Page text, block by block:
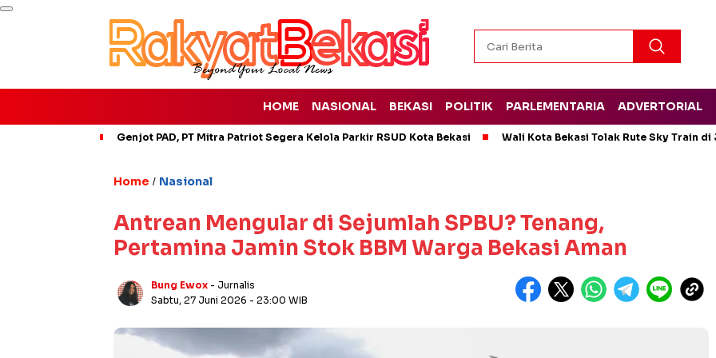
HOME NASIONAL BEKASI POLITIK PARLEMENTARIA ADVERTORIAL
Genjot PAD, PT Mitra Patriot Segera Kelola Parkir RSUD Kota Bekasi Wali Kota Bekasi Tolak Rute Sky Train di
Home / Nasional
Antrean Mengular di Sejumlah SPBU? Tenang,
Pertamina Jamin Stok BBM Warga Bekasi Aman
Bung Ewox - Jurnalis
Sabtu, 27 Juni 2026 - 23:00 WIB